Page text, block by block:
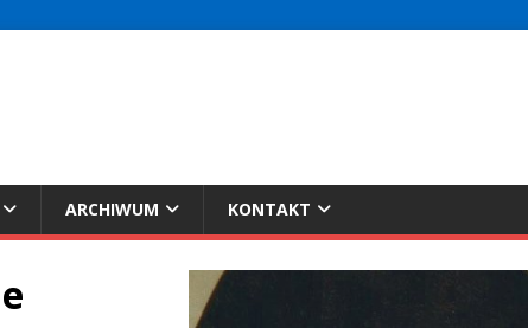
ARCHIWUM KONTAKT